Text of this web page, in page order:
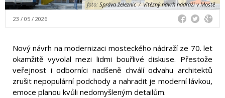
foto: Správa železnic / Vítězný návrh nádraží v Mostě
23 / 05 / 2026
Nový návrh na modernizaci mosteckého nádraží ze 70. let
okamžitě vyvolal mezi lidmi bouřlivé diskuse. Přestože
veřejnost i odborníci nadšeně chválí odvahu architektů
zrušit nepopulární podchody a nahradit je moderní lávkou,
emoce planou kvůli nedomyšleným detailům.